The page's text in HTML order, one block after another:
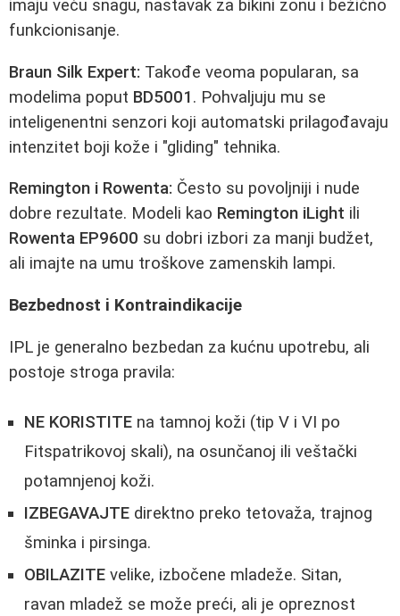
imaju veću snagu, nastavak za bikini zonu i bežično
funkcionisanje.
Braun Silk Expert: Takođe veoma popularan, sa
modelima poput BD5001. Pohvaljuju mu se
inteligenentni senzori koji automatski prilagođavaju
intenzitet boji kože i "gliding" tehnika.
Remington i Rowenta: Često su povoljniji i nude
dobre rezultate. Modeli kao Remington iLight ili
Rowenta EP9600 su dobri izbori za manji budžet,
ali imajte na umu troškove zamenskih lampi.
Bezbednost i Kontraindikacije
IPL je generalno bezbedan za kućnu upotrebu, ali
postoje stroga pravila:
NE KORISTITE na tamnoj koži (tip V i VI po
Fitspatrikovoj skali), na osunčanoj ili veštački
potamnjenoj koži.
IZBEGAVAJTE direktno preko tetovaža, trajnog
šminka i pirsinga.
OBILAZITE velike, izbočene mladeže. Sitan,
ravan mladež se može preći, ali je opreznost